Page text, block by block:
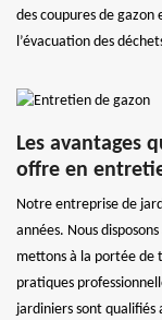
des coupures de
l’évacuation des
Les avantages
offre en
Notre entreprise de
années. Nous
mettons à la portée de
pratiques
jardiniers sont qualifiés